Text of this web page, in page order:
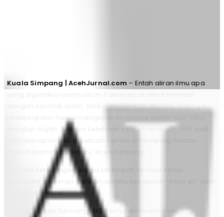
Kuala Simpang | AcehJurnal.com – Entah aliran ilmu apa
dengan cara tak lazim. Saat menjalankan aksinya, maling itu
telanjang dan hanya mengenakan celana dalam dan sebo
penutup wajah. Aksinya ketahuan setelah terekam cctv saat
menyelinap masuk di sebuah rumah di Kampung Rantau
Pauh, Kecamatan Rantau, Aceh Tamiang.
Menurut keterangan warga setempat, aksinya kerap
meresahkan warga. Bahkan, pelaku kini dijuluki “kolor ijo” oleh
warga setempat.
Kapolres Aceh Tamiang, AKBP Ari Lasta Irawan ketika